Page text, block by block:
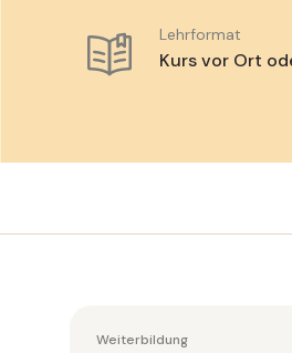
Lehrformat
Kurs vor Ort
Weiterbildung